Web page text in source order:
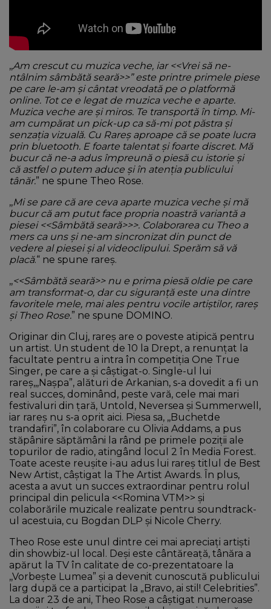
,,Am crescut cu muzica veche, iar <<Vrei să ne-
ntâlnim sâmbătă seară>>” este printre primele piese
pe care le-am și cântat vreodată pe o platformă
online. Tot ce e legat de muzica veche e aparte.
Muzica veche are și miros. Te transportă în timp. Mi-
am cumpărat un pick-up ca să-mi pot păstra și
senzația vizuală. Cu Rareș aproape că se poate lucra
prin bluetooth. E foarte talentat și foarte discret. Mă
bucur că ne-a adus împreună o piesă cu istorie și
că astfel o putem aduce și în atenția publicului
tânăr.” ne spune Theo Rose.
,,Mi se pare că are ceva aparte muzica veche și mă
bucur că am putut face propria noastră variantă a
piesei <<Sâmbătă seară>>>. Colaborarea cu Theo a
mers ca uns și ne-am sincronizat din punct de
vedere al piesei și al videoclipului. Sperăm să vă
placă.“ ne spune rareș.
,,<<Sâmbătă seară>> nu e prima piesă oldie pe care
am transformat-o, dar cu siguranță este una dintre
favoritele mele, mai ales pentru vocile artiștilor, rareș
și Theo Rose.” ne spune DOMINO.
Originar din Cluj, rareș are o poveste atipică pentru
un artist. Un student de 10 la Drept, a renunțat la
facultate pentru a intra în competiția One True
Singer, pe care a și câștigat-o. Single-ul lui
rareș,,,Nașpa”, alături de Arkanian, s-a dovedit a fi un
real succes, dominând, peste vară, cele mai mari
festivaluri din țară, Untold, Neversea și Summerwell,
iar rareș nu s-a oprit aici. Piesa sa, ,,Buchetde
trandafiri”, în colaborare cu Olivia Addams, a pus
stăpânire săptămâni la rând pe primele poziții ale
topurilor de radio, atingând locul 2 în Media Forest.
Toate aceste reușite i-au adus lui rareș titlul de Best
New Artist, câștigat la The Artist Awards. În plus,
acesta a avut un succes extraordinar pentru rolul
principal din pelicula <<Romina VTM>> și
colaborările muzicale realizate pentru soundtrack-
ul acestuia, cu Bogdan DLP și Nicole Cherry.
Theo Rose este unul dintre cei mai apreciați artiști
din showbiz-ul local. Deși este cântăreață, tânăra a
apărut la TV în calitate de co-prezentatoare la
,,Vorbește Lumea” și a devenit cunoscută publicului
larg după ce a participat la „Bravo, ai stil! Celebrities”.
La doar 23 de ani, Theo Rose a câștigat numeroase